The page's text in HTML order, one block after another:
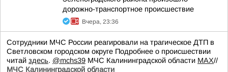
дорожно-транспортное происшествие
Вчера, 23:36
Сотрудники МЧС России реагировали на трагическое ДТП в
Светловском городском округе Подробнее о происшествии
читай здесь. @mchs39 МЧС Калининградской области MAX//
МЧС Калининградской области